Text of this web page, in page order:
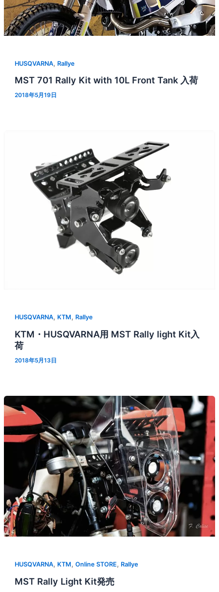
HUSQVARNA, Rallye
MST 701 Rally Kit with 10L Front Tank 入荷
2018年5月19日
HUSQVARNA, KTM, Rallye
KTM・HUSQVARNA用 MST Rally light Kit入
荷
2018年5月13日
HUSQVARNA, KTM, Online STORE, Rallye
MST Rally Light Kit発売